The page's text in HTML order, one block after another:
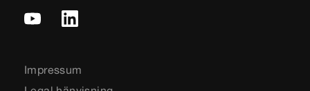
Impressum